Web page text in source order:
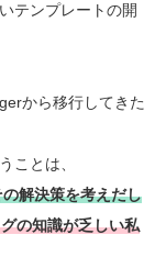
テンプレートの開
から移行してきた
ことは、
解決策を考えだし
の知識が乏しい私